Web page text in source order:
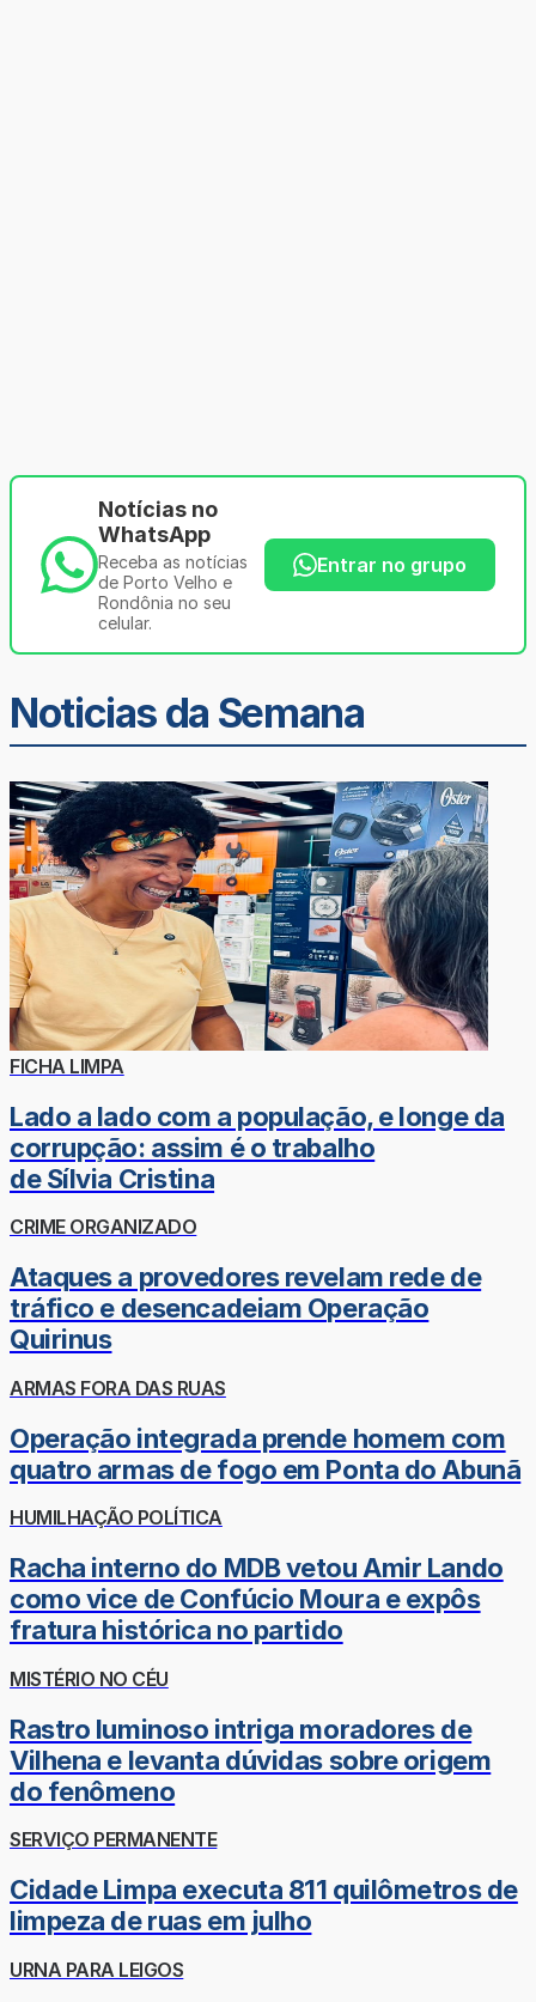
Notícias no
WhatsApp
Receba as notícias
de Porto Velho e
Rondônia no seu
celular.
Entrar no grupo
Noticias da Semana
FICHA LIMPA
Lado a lado com a população, e longe da
corrupção: assim é o trabalho
de Sílvia Cristina
CRIME ORGANIZADO
Ataques a provedores revelam rede de
tráfico e desencadeiam Operação
Quirinus
ARMAS FORA DAS RUAS
Operação integrada prende homem com
quatro armas de fogo em Ponta do Abunã
HUMILHAÇÃO POLÍTICA
Racha interno do MDB vetou Amir Lando
como vice de Confúcio Moura e expôs
fratura histórica no partido
MISTÉRIO NO CÉU
Rastro luminoso intriga moradores de
Vilhena e levanta dúvidas sobre origem
do fenômeno
SERVIÇO PERMANENTE
Cidade Limpa executa 811 quilômetros de
limpeza de ruas em julho
URNA PARA LEIGOS